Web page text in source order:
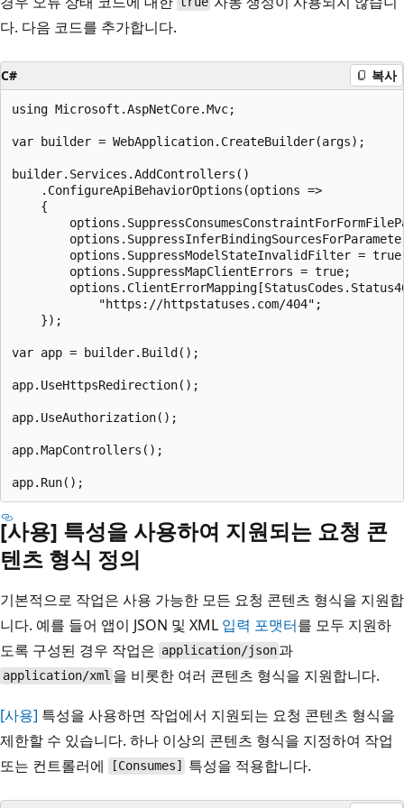
다. 다음 코드를 추가합니다.
C# 복사
using Microsoft.AspNetCore.Mvc;
var builder = WebApplication.CreateBuilder(args);
builder.Services.AddControllers()
    .ConfigureApiBehaviorOptions(options =>
    {
options.SuppressModelStateInvalidFilter =
        options.SuppressMapClientErrors = true;
            "https://httpstatuses.com/404";
    });
var app = builder.Build();
app.UseHttpsRedirection();
app.UseAuthorization();
app.MapControllers();
[사용] 특성을 사용하여 지원되는 요청 콘
텐츠 형식 정의
기본적으로 작업은 사용 가능한 모든 요청 콘텐츠 형식을 지원합
니다. 예를 들어 앱이 JSON 및 XML 입력 포맷터를 모두 지원하
도록 구성된 경우 작업은 application/json 과
application/xml 을 비롯한 여러 콘텐츠 형식을 지원합니다.
[사용] 특성을 사용하면 작업에서 지원되는 요청 콘텐츠 형식을
제한할 수 있습니다. 하나 이상의 콘텐츠 형식을 지정하여 작업
또는 컨트롤러에
[Consumes] 특성을 적용합니다.